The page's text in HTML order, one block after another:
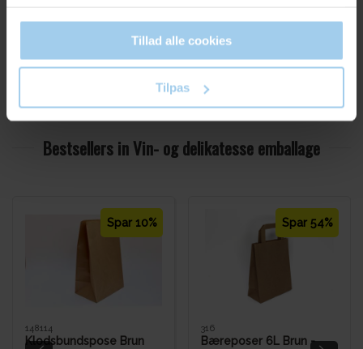
Tillad alle cookies
Tilpas
Bestsellers in Vin- og delikatesse emballage
Spar 10%
148114
Klodsbundspose Brun
Spar 54%
316
Bæreposer 6L Brun -